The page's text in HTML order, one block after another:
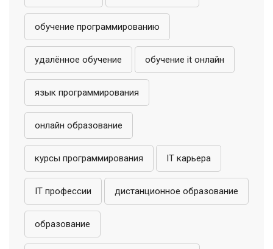
обучение программированию
удалённое обучение обучение it онлайн
язык программирования
онлайн образование
курсы программирования IT карьера
IT профессии дистанционное образование
образование